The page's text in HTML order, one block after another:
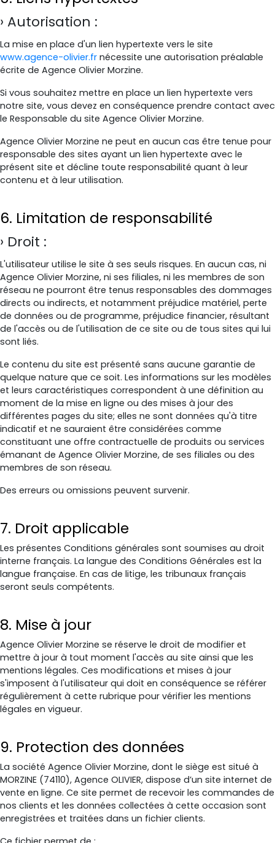
Autorisation :
La mise en place d'un lien hypertexte vers le site
www.agence-olivier.fr nécessite une autorisation préalable
écrite de Agence Olivier Morzine.
Si vous souhaitez mettre en place un lien hypertexte vers
notre site, vous devez en conséquence prendre contact avec
le Responsable du site Agence Olivier Morzine.
Agence Olivier Morzine ne peut en aucun cas être tenue pour
responsable des sites ayant un lien hypertexte avec le
présent site et décline toute responsabilité quant à leur
contenu et à leur utilisation.
6. Limitation de responsabilité
Droit :
L'utilisateur utilise le site à ses seuls risques. En aucun cas, ni
Agence Olivier Morzine, ni ses filiales, ni les membres de son
réseau ne pourront être tenus responsables des dommages
directs ou indirects, et notamment préjudice matériel, perte
de données ou de programme, préjudice financier, résultant
de l'accès ou de l'utilisation de ce site ou de tous sites qui lui
sont liés.
Le contenu du site est présenté sans aucune garantie de
quelque nature que ce soit. Les informations sur les modèles
et leurs caractéristiques correspondent à une définition au
moment de la mise en ligne ou des mises à jour des
différentes pages du site; elles ne sont données qu'à titre
indicatif et ne sauraient être considérées comme
constituant une offre contractuelle de produits ou services
émanant de Agence Olivier Morzine, de ses filiales ou des
membres de son réseau.
Des erreurs ou omissions peuvent survenir.
7. Droit applicable
Les présentes Conditions générales sont soumises au droit
interne français. La langue des Conditions Générales est la
langue française. En cas de litige, les tribunaux français
seront seuls compétents.
8. Mise à jour
Agence Olivier Morzine se réserve le droit de modifier et
mettre à jour à tout moment l'accès au site ainsi que les
mentions légales. Ces modifications et mises à jour
s'imposent à l'utilisateur qui doit en conséquence se référer
régulièrement à cette rubrique pour vérifier les mentions
légales en vigueur.
9. Protection des données
La société Agence Olivier Morzine, dont le siège est situé à
MORZINE (74110), Agence OLIVIER, dispose d’un site internet de
vente en ligne. Ce site permet de recevoir les commandes de
nos clients et les données collectées à cette occasion sont
enregistrées et traitées dans un fichier clients.